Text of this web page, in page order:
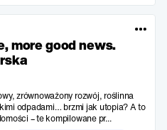
more good news.
zrównoważony rozwój, roślinna
odpadami… brzmi jak utopia? A to
– te kompilowane pr...